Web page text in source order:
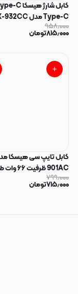
2 متر کد 140416
۹۵۸٫۰۰۰
۸۱۵٫۰۰۰تومان
کد 140414
۷۹۹٫۰۰۰
۷۱۵٫۰۰۰تومان